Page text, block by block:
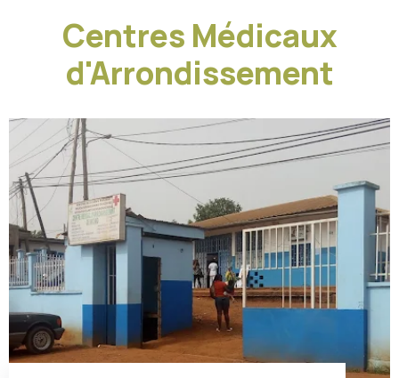
Centres Médicaux
d'Arrondissement